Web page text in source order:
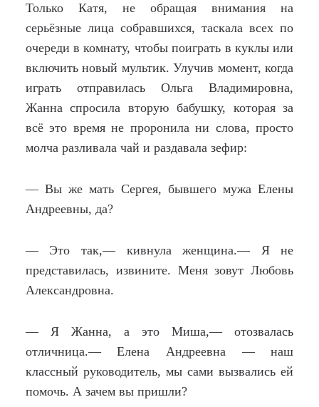
Только Катя, не обращая внимания на
серьёзные лица собравшихся, таскала всех по
очереди в комнату, чтобы поиграть в куклы или
включить новый мультик. Улучив момент, когда
играть отправилась Ольга Владимировна,
Жанна спросила вторую бабушку, которая за
всё это время не проронила ни слова, просто
молча разливала чай и раздавала зефир:
— Вы же мать Сергея, бывшего мужа Елены
Андреевны, да?
— Это так,— кивнула женщина.— Я не
представилась, извините. Меня зовут Любовь
Александровна.
— Я Жанна, а это Миша,— отозвалась
отличница.— Елена Андреевна — наш
классный руководитель, мы сами вызвались ей
помочь. А зачем вы пришли?